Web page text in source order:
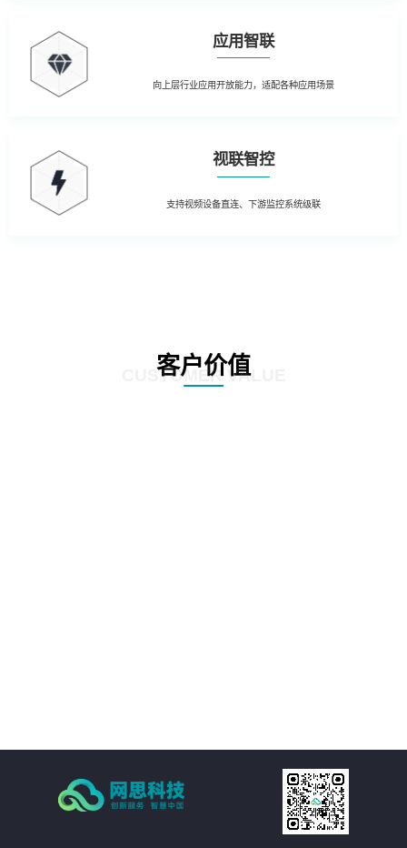
应用智联
向上层行业应用开放能力，适配各种应用场景
视联智控
支持视频设备直连、下游监控系统级联
客户价值
CUSTOMER VALUE